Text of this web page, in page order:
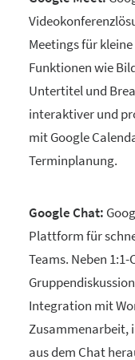
Meetings für
Funktionen wie
Untertitel und
interaktiver und
mit Google
Terminplanung.
Google Chat:
Plattform für
Teams. Neben
Integration mit
Zusammenarbeit,
aus dem Chat